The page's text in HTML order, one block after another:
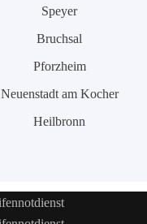
Speyer
Bruchsal
Pforzheim
Neuenstadt am Kocher
Heilbronn